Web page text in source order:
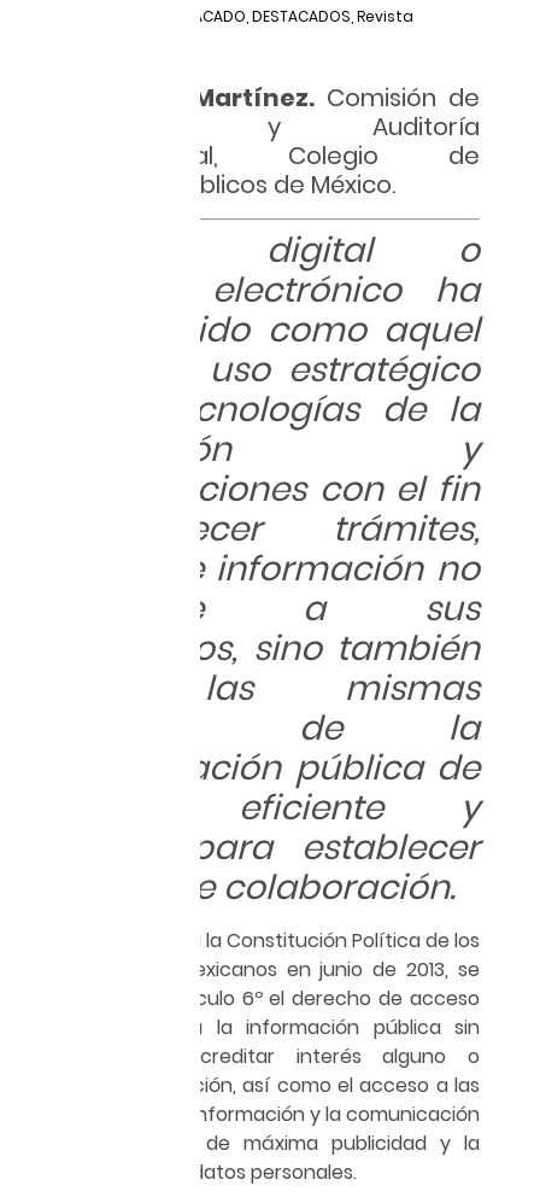
DESTACADO DESTACADOS Revista
Daniel Trejo Martínez. Comisión de
Contabilidad y Auditoría
Gubernamental, Colegio de
Contadores Públicos de México.
Gobierno digital o
gobierno electrónico ha
sido definido como aquel
que hace uso estratégico
de las tecnologías de la
información y
comunicaciones con el fin
de ofrecer trámites,
servicios e información no
solamente a sus
gobernados, sino también
entre las mismas
entidades de la
administración pública de
manera eficiente y
efectiva para establecer
vínculos de colaboración.
Con las reformas a la Constitución Política de los
Estados Unidos Mexicanos en junio de 2013, se
decretó en el artículo 6º el derecho de acceso
libre y gratuito a la información pública sin
necesidad de acreditar interés alguno o
justificar su utilización, así como el acceso a las
tecnologías de la información y la comunicación
(TIC), el principio de máxima publicidad y la
protección de los datos personales.